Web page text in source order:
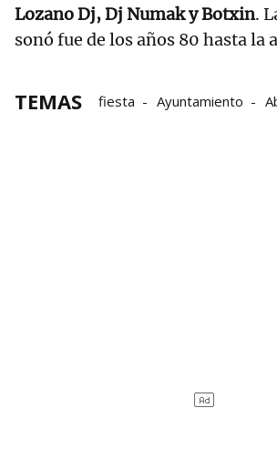
Lozano Dj, Dj Numak y Botxin.
sonó fue de los años 80 hasta la
TEMAS fiesta Ayuntamiento